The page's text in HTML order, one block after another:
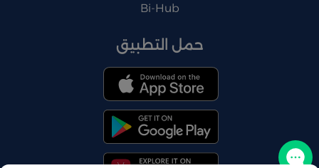
Bi-Hub
حمل التطبيق
تواصل معنا